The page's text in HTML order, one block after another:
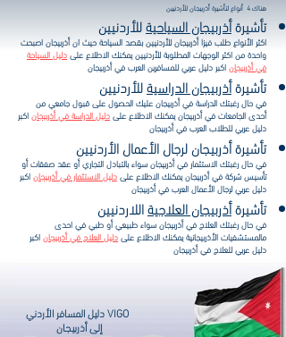
هناك 4 أنواع لتأشيرة أذربيجان للأردنيين
تأشيرةأذربيجان السياحيةللأردنيين
اكثر الأنواع طلب فيزا أذربيجان للأردنيين بقصد السياحة حيث ان أذربيجان اصبحت
واحدة من اكثر الوجهات المطلوبة للأردنيين يمكنك الاطلاع علىدليل السياحة
في أذربيجاناكبر دليل عربي للمسافرين العرب في أذربيجان
تأشيرةأذربيجان الدراسيةللأردنيين
في حال رغبتك الدراسة في أذربيجان عليك الحصول على قبول جامعي من
أحدى الجامعات في أذربيجان يمكنك الاطلاع علىدليل الدراسة في أذربيجاناكبر
دليل عربي للطلاب العرب في أذربيجان
تأشيرة أذربيجان لرجال الأعمال الأردنيين
في حال رغبتك الاستثمار في أذربيجان سواء بالتبادل التجاري أو عقد صفقات أو
تأسيس شركة في أذربيجان يمكنك الاطلاع علىدليل الاستثمار في أذربيجاناكبر
دليل عربي لرجال الأعمال العرب في أذربيجان
تأشيرةأذربيجان العلاجيةاللاردنيين
في حال رغبتك العلاج في أذربيجان سواء طبيعي أو طبي في احدى
مالمستشفيات الأذربيجانية يمكنك الاطلاع علىدليل العلاج في أذربيجاناكبر
دليل عربي للعلاج في أذربيجان
VIGO دليل المسافر الأردني
إلى أذربيجان